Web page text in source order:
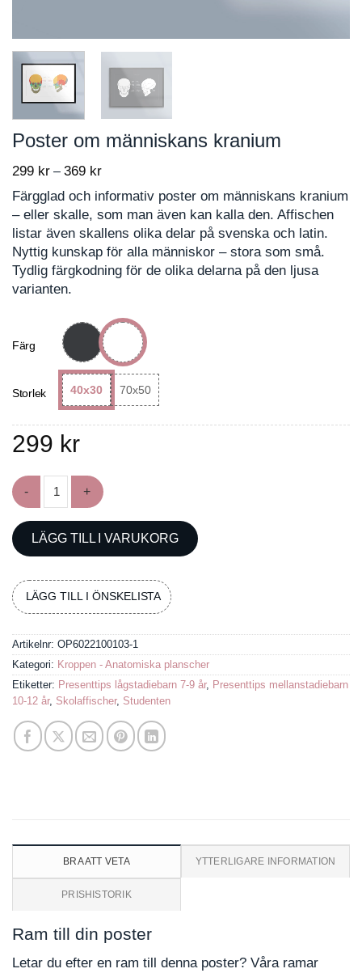
Poster om människans kranium
299 kr – 369 krPrice
range:
through
369 kr
Färgglad och informativ poster om människans kranium
– eller skalle, som man även kan kalla den. Affischen
listar även skallens olika delar på svenska och latin.
Nyttig kunskap för alla människor – stora som små.
Tydlig färgkodning för de olika delarna på den ljusa
varianten.
Färg
Storlek 40x30 70x50
299 kr
LÄGG TILL I VARUKORG
LÄGG TILL I ÖNSKELISTA
Artikelnr: OP6022100103-1
Kategori: Kroppen - Anatomiska planscher
Etiketter: Presenttips lågstadiebarn 7-9 år, Presenttips mellanstadiebarn
10-12 år, Skolaffischer, Studenten
BRA ATT VETA YTTERLIGARE INFORMATION
PRISHISTORIK
Ram till din poster
Letar du efter en ram till denna poster? Våra ramar